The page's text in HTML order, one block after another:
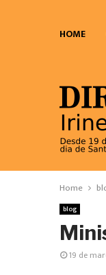
HOME
Home
blog
19 de